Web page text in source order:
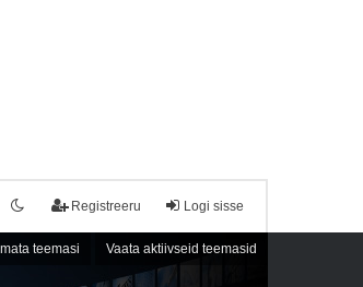
Logi sisse
Registreeru
teemasi Vaata aktiivseid teemasid